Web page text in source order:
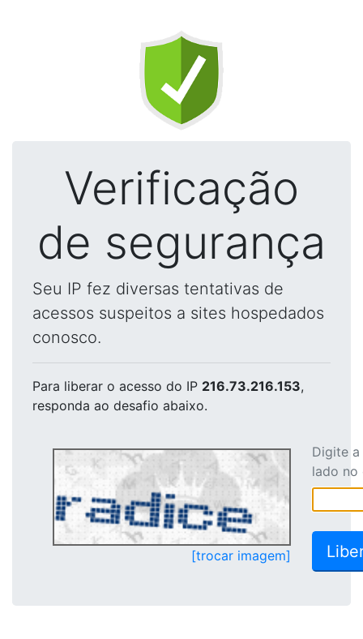
Verificação
de segurança
Seu IP fez diversas tentativas de
acessos suspeitos a sites hospedados
conosco.
Para liberar o acesso do IP 216.73.216.153,
responda ao desafio abaixo.
[trocar imagem]
Digite
lado no